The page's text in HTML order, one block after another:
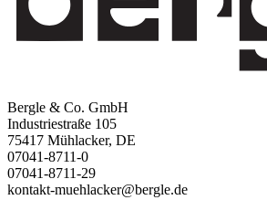
Bergle & Co. GmbH
Industriestraße 105
75417 Mühlacker, DE
07041-8711-0
07041-8711-29
kontakt-muehlacker@bergle.de